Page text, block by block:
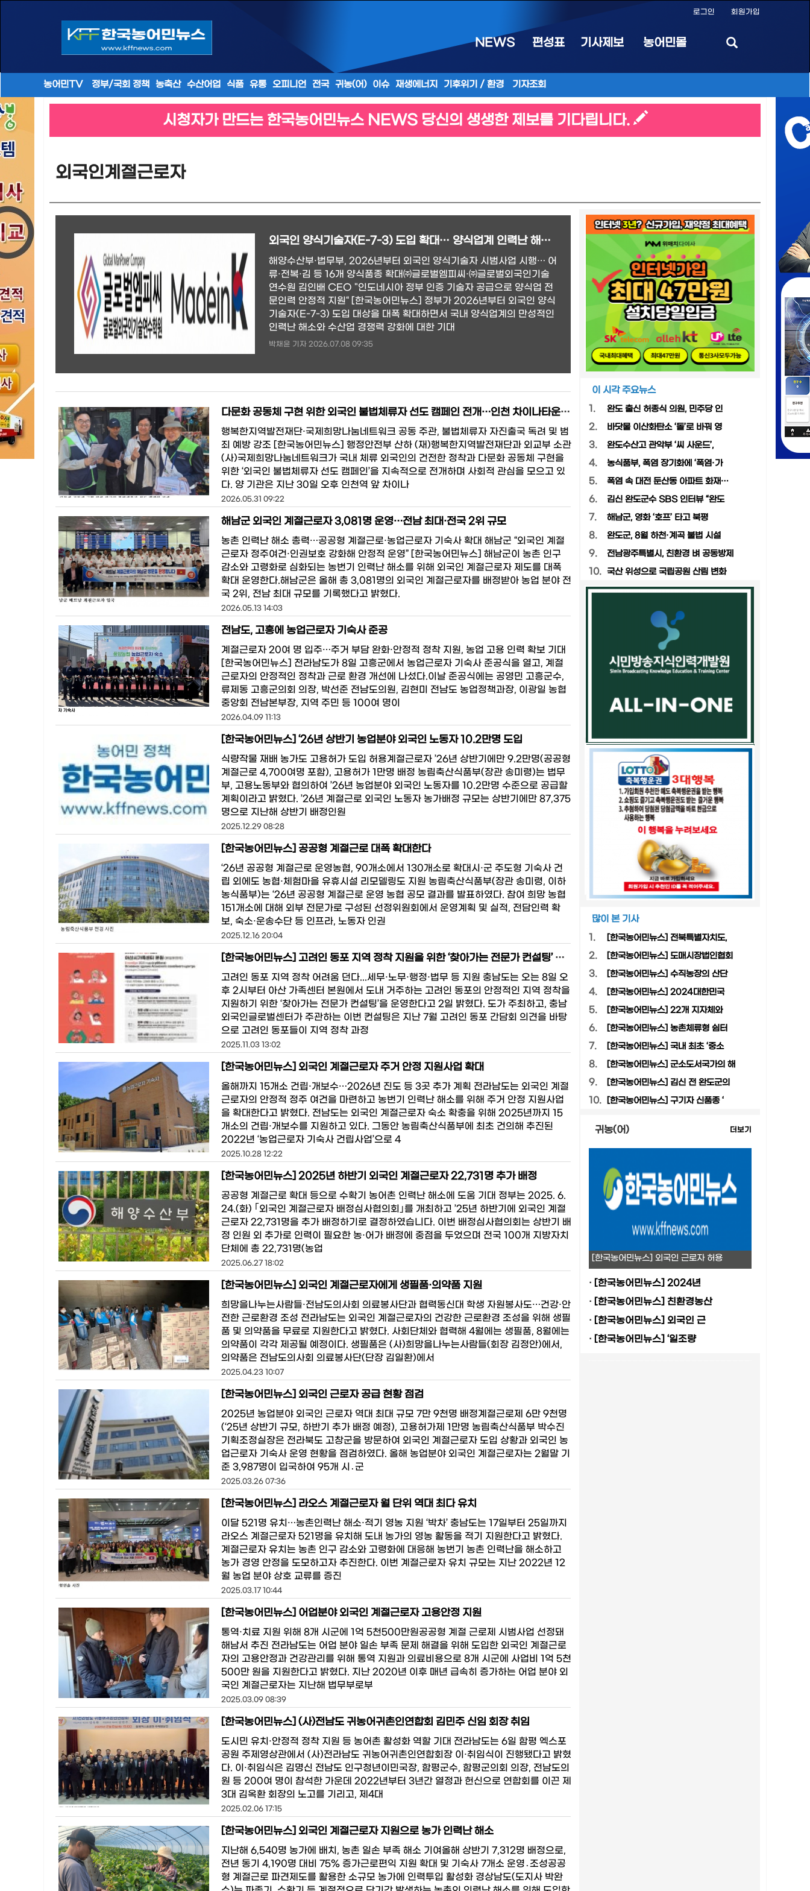
로그인 회원가입
NEWS 편성표 기사제보 농어민몰
농어민TV 정부/국회 정책 농축산 수산어업 식품 유통 오피니언 전국 귀농(어) 이슈 재생에너지 기후위기 / 환경 기자조회
시청자가 만드는 한국농어민뉴스 NEWS 당신의 생생한 제보를 기다립니다.
외국인계절근로자
외국인 양식기술자(E-7-3) 도입 확대… 양식업계 인력난 해소·수산 경쟁력 강화 기대
해양수산부·법무부, 2026년부터 외국인 양식기술자 시범사업 시행… 어
류·전복·김 등 16개 양식품종 확대㈜글로벌엠피씨·㈜글로벌외국인기술
연수원 김인배 CEO "인도네시아 정부 인증 기술자 공급으로 양식업 전
문인력 안정적 지원“ [한국농어민뉴스] 정부가 2026년부터 외국인 양식
기술자(E-7-3) 도입 대상을 대폭 확대하면서 국내 양식업계의 만성적인
인력난 해소와 수산업 경쟁력 강화에 대한 기대
박채윤 기자 2026.07.08 09:35
다문화 공동체 구현 위한 외국인 불법체류자 선도 캠페인 전개…인천 차이나타운서 제15회 행사 개최
행복한지역발전재단·국제희망나눔네트워크 공동 주관, 불법체류자 자진출국 독려 및 범
죄 예방 강조 [한국농어민뉴스] 행정안전부 산하 (재)행복한지역발전재단과 외교부 소관
(사)국제희망나눔네트워크가 국내 체류 외국인의 건전한 정착과 다문화 공동체 구현을
위한 ‘외국인 불법체류자 선도 캠페인’을 지속적으로 전개하며 사회적 관심을 모으고 있
다. 양 기관은 지난 30일 오후 인천역 앞 차이나
2026.05.31 09:22
해남군 외국인 계절근로자 3,081명 운영…전남 최대·전국 2위 규모
농촌 인력난 해소 총력…공공형 계절근로·농업근로자 기숙사 확대 해남군 “외국인 계절
근로자 정주여건·인권보호 강화해 안정적 운영” [한국농어민뉴스] 해남군이 농촌 인구
감소와 고령화로 심화되는 농번기 인력난 해소를 위해 외국인 계절근로자 제도를 대폭
확대 운영한다.해남군은 올해 총 3,081명의 외국인 계절근로자를 배정받아 농업 분야 전
국 2위, 전남 최대 규모를 기록했다고 밝혔다.
2026.05.13 14:03
전남도, 고흥에 농업근로자 기숙사 준공
계절근로자 20여 명 입주…주거 부담 완화·안정적 정착 지원, 농업 고용 인력 확보 기대
[한국농어민뉴스] 전라남도가 8일 고흥군에서 농업근로자 기숙사 준공식을 열고, 계절
근로자의 안정적인 정착과 근로 환경 개선에 나섰다.이날 준공식에는 공영민 고흥군수,
류제동 고흥군의회 의장, 박선준 전남도의원, 김현미 전남도 농업정책과장, 이광일 농협
중앙회 전남본부장, 지역 주민 등 100여 명이
2026.04.09 11:13
[한국농어민뉴스] ‘26년 상반기 농업분야 외국인 노동자 10.2만명 도입
식량작물 재배 농가도 고용허가 도입 허용계절근로자 ’26년 상반기에만 9.2만명(공공형
계절근로 4,700여명 포함), 고용허가 1만명 배정 농림축산식품부(장관 송미령)는 법무
부, 고용노동부와 협의하여 ’26년 농업분야 외국인 노동자를 10.2만명 수준으로 공급할
계획이라고 밝혔다. ’26년 계절근로 외국인 노동자 농가배정 규모는 상반기에만 87,375
명으로 지난해 상반기 배정인원
2025.12.29 08:28
[한국농어민뉴스] 공공형 계절근로 대폭 확대한다
‘26년 공공형 계절근로 운영농협, 90개소에서 130개소로 확대시·군 주도형 기숙사 건
립 외에도 농협·체험마을 유휴시설 리모델링도 지원 농림축산식품부(장관 송미령, 이하
농식품부)는 ‘26년 공공형 계절근로 운영 농협 공모 결과를 발표하였다. 참여 희망 농협
151개소에 대해 외부 전문가로 구성된 선정위원회에서 운영계획 및 실적, 전담인력 확
보, 숙소·운송수단 등 인프라, 노동자 인권
2025.12.16 20:04
[한국농어민뉴스] 고려인 동포 지역 정착 지원을 위한 ‘찾아가는 전문가 컨설팅’ 운영
고려인 동포 지역 정착 어려움 던다...세무·노무·행정·법무 등 지원 충남도는 오는 8일 오
후 2시부터 아산 가족센터 본원에서 도내 거주하는 고려인 동포의 안정적인 지역 정착을
지원하기 위한 ‘찾아가는 전문가 컨설팅’을 운영한다고 2일 밝혔다. 도가 주최하고, 충남
외국인글로벌센터가 주관하는 이번 컨설팅은 지난 7월 고려인 동포 간담회 의견을 바탕
으로 고려인 동포들이 지역 정착 과정
2025.11.03 13:02
[한국농어민뉴스] 외국인 계절근로자 주거 안정 지원사업 확대
올해까지 15개소 건립·개보수…2026년 진도 등 3곳 추가 계획 전라남도는 외국인 계절
근로자의 안정적 정주 여건을 마련하고 농번기 인력난 해소를 위해 주거 안정 지원사업
을 확대한다고 밝혔다. 전남도는 외국인 계절근로자 숙소 확충을 위해 2025년까지 15
개소의 건립·개보수를 지원하고 있다. 그동안 농림축산식품부에 최초 건의해 추진된
2022년 ‘농업근로자 기숙사 건립사업’으로 4
2025.10.28 12:22
[한국농어민뉴스] 2025년 하반기 외국인 계절근로자 22,731명 추가 배정
공공형 계절근로 확대 등으로 수확기 농어촌 인력난 해소에 도움 기대 정부는 2025. 6.
24.(화) ｢외국인 계절근로자 배정심사협의회｣를 개최하고 ’25년 하반기에 외국인 계절
근로자 22,731명을 추가 배정하기로 결정하였습니다. 이번 배정심사협의회는 상반기 배
정 인원 외 추가로 인력이 필요한 농·어가 배정에 중점을 두었으며 전국 100개 지방자치
단체에 총 22,731명(농업
2025.06.27 18:02
[한국농어민뉴스] 외국인 계절근로자에게 생필품·의약품 지원
희망을나누는사람들·전남도의사회 의료봉사단과 협력동신대 학생 자원봉사도…건강·안
전한 근로환경 조성 전라남도는 외국인 계절근로자의 건강한 근로환경 조성을 위해 생필
품 및 의약품을 무료로 지원한다고 밝혔다. 사회단체와 협력해 4월에는 생필품, 8월에는
의약품이 각각 제공될 예정이다. 생필품은 (사)희망을나누는사람들(회장 김정안)에서,
의약품은 전남도의사회 의료봉사단(단장 김일환)에서
2025.04.23 10:07
[한국농어민뉴스] 외국인 근로자 공급 현황 점검
2025년 농업분야 외국인 근로자 역대 최대 규모 7만 9천명 배정계절근로제 6만 9천명
(‘25년 상반기 규모, 하반기 추가 배정 예정), 고용허가제 1만명 농림축산식품부 박수진
기획조정실장은 전라북도 고창군을 방문하여 외국인 계절근로자 도입 상황과 외국인 농
업근로자 기숙사 운영 현황을 점검하였다. 올해 농업분야 외국인 계절근로자는 2월말 기
준 3,987명이 입국하여 95개 시․군
2025.03.26 07:36
[한국농어민뉴스] 라오스 계절근로자 월 단위 역대 최다 유치
이달 521명 유치…농촌인력난 해소·적기 영농 지원 ‘박차’ 충남도는 17일부터 25일까지
라오스 계절근로자 521명을 유치해 도내 농가의 영농 활동을 적기 지원한다고 밝혔다.
계절근로자 유치는 농촌 인구 감소와 고령화에 대응해 농번기 농촌 인력난을 해소하고
농가 경영 안정을 도모하고자 추진한다. 이번 계절근로자 유치 규모는 지난 2022년 12
월 농업 분야 상호 교류를 증진
2025.03.17 10:44
[한국농어민뉴스] 어업분야 외국인 계절근로자 고용안정 지원
통역·치료 지원 위해 8개 시군에 1억 5천500만원공공형 계절 근로제 시범사업 선정돼
해남서 추진 전라남도는 어업 분야 일손 부족 문제 해결을 위해 도입한 외국인 계절근로
자의 고용안정과 건강관리를 위해 통역 지원과 의료비용으로 8개 시군에 사업비 1억 5천
500만 원을 지원한다고 밝혔다. 지난 2020년 이후 매년 급속히 증가하는 어업 분야 외
국인 계절근로자는 지난해 법무부로부
2025.03.09 08:39
[한국농어민뉴스] (사)전남도 귀농어귀촌인연합회 김민주 신임 회장 취임
도시민 유치·안정적 정착 지원 등 농어촌 활성화 역할 기대 전라남도는 6일 함평 엑스포
공원 주제영상관에서 (사)전라남도 귀농어귀촌인연합회장 이·취임식이 진행됐다고 밝혔
다. 이·취임식은 김명신 전남도 인구청년이민국장, 함평군수, 함평군의회 의장, 전남도의
원 등 200여 명이 참석한 가운데 2022년부터 3년간 열정과 헌신으로 연합회를 이끈 제
3대 김옥환 회장의 노고를 기리고, 제4대
2025.02.06 17:15
[한국농어민뉴스] 외국인 계절근로자 지원으로 농가 인력난 해소
지난해 6,540명 농가에 배치, 농촌 일손 부족 해소 기여올해 상반기 7,312명 배정으로,
전년 동기 4,190명 대비 75% 증가근로편익 지원 확대 및 기숙사 7개소 운영․조성공공
형 계절근로 파견제도를 활용한 소규모 농가에 인력투입 활성화 경상남도(도지사 박완
이 시각 주요뉴스
1.
완도 출신 허종식 의원, 민주당 인
2. 바닷물 이산화탄소 ‘돌’로 바꿔 영
3. 완도수산고 관악부 ‘씨 사운드’,
4. 농식품부, 폭염 장기화에 ‘폭염·가
5. 폭염 속 대전 둔산동 아파트 화재…
6. 김신 완도군수 SBS 인터뷰 “완도
7. 해남군, 영화 ‘호프’ 타고 북평
8. 완도군, 8월 하천·계곡 불법 시설
9. 전남광주특별시, 친환경 벼 공동방제
10. 국산 위성으로 국립공원 산림 변화
많이 본 기사
1.
[한국농어민뉴스] 전북특별자치도,
2. [한국농어민뉴스] 도매시장법인협회
3. [한국농어민뉴스] 수직농장의 산단
4. [한국농어민뉴스] 2024대한민국
5. [한국농어민뉴스] 22개 지자체와
6. [한국농어민뉴스] 농촌체류형 쉼터
7. [한국농어민뉴스] 국내 최초 ‘중소
8. [한국농어민뉴스] 군소도서국가의 해
9. [한국농어민뉴스] 김신 전 완도군의
10. [한국농어민뉴스] 구기자 신품종 ‘
귀농(어) 더보기
[한국농어민뉴스] 외국인 근로자 허용
· [한국농어민뉴스] 2024년
· [한국농어민뉴스] 친환경농산
· [한국농어민뉴스] 외국인 근
· [한국농어민뉴스] ‘일조량